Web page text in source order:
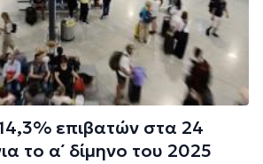
επιβατών στα 24
το α΄ δίμηνο του 2025